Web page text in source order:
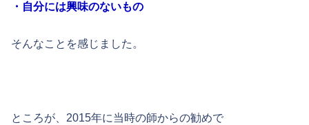
・自分には興味のないもの
そんなことを感じました。
ところが、2015年に当時の師からの勧めで